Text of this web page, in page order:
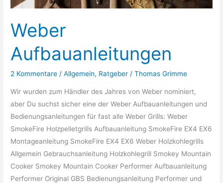
Weber
Aufbauanleitungen
2 Kommentare /Allgemein, Ratgeber /Thomas Grimme
Wir wurden zum Händler des Jahres von Weber nominiert,
aber Du suchst sicher eine der Weber Aufbauanleitungen und
Bedienungsanleitungen für fast alle Weber Grills: Weber
SmokeFire Holzpelletgrills Aufbauanleitung SmokeFire EX4 EX6
Montageanleitung SmokeFire EX4 EX6 Weber Holzkohlegrills
Allgemein Gebrauchsanleitung Holzkohlegrill Smokey Mountain
Cooker Smokey Mountain Cooker Performer Aufbauanleitung
Performer Original GBS Bedienungsanleitung Performer und